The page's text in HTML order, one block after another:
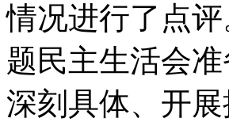
情况进行了点
题民主生活会
深刻具体、开